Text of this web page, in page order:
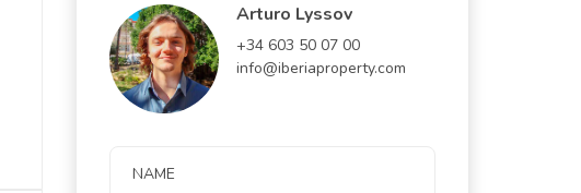
Arturo Lyssov
+34 603 50 07 00
info@iberiaproperty.com